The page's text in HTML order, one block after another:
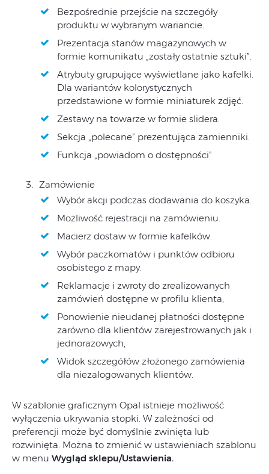
Bezpośrednie przejście na szczegóły
produktu w wybranym wariancie.
Prezentacja stanów magazynowych w
formie komunikatu „zostały ostatnie sztuki”.
Atrybuty grupujące wyświetlane jako kafelki.
Dla wariantów kolorystycznych
przedstawione w formie miniaturek zdjęć.
Zestawy na towarze w formie slidera.
Sekcja „polecane” prezentująca zamienniki.
Funkcja „powiadom o dostępności”
Zamówienie
Wybór akcji podczas dodawania do koszyka.
Możliwość rejestracji na zamówieniu.
Macierz dostaw w formie kafelków.
Wybór paczkomatów i punktów odbioru
osobistego z mapy.
Reklamacje i zwroty do zrealizowanych
zamówień dostępne w profilu klienta,
Ponowienie nieudanej płatności dostępne
zarówno dla klientów zarejestrowanych jak i
jednorazowych,
Widok szczegółów złożonego zamówienia
dla niezalogowanych klientów.
W szablonie graficznym Opal istnieje możliwość
wyłączenia ukrywania stopki. W zależności od
preferencji może być domyślnie zwinięta lub
rozwinięta. Można to zmienić w ustawieniach szablonu
w menu Wygląd sklepu/Ustawienia.